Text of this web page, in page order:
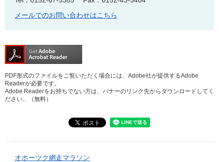
メールでのお問い合わせはこちら
PDF形式のファイルをご覧いただく場合には、Adobe社が提供するAdobe
Readerが必要です。
Adobe Readerをお持ちでない方は、バナーのリンク先からダウンロードしてく
ださい。（無料）
オホーツク網走マラソン